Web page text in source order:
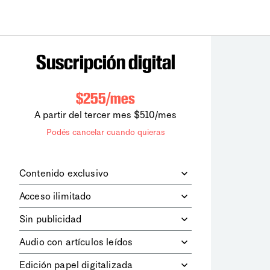
Suscripción digital
$255/mes
A partir del tercer mes $510/mes
Podés cancelar cuando quieras
Contenido exclusivo
digitales dela diaria
los contenidos de Le Monde
diplomatique.
Acceso ilimitado
contenidos.
Sin publicidad
publicitarios.
Audio con artículos leídos
Edición papel digitalizada